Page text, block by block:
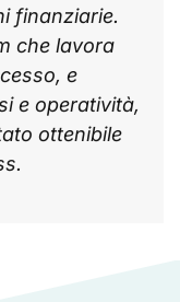
finanziarie.
che lavora
e
e operatività,
ottenibile